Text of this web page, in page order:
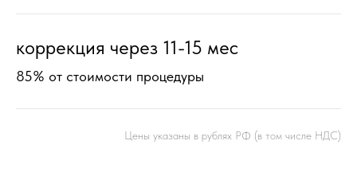
коррекция через 11-15 мес
85% от стоимости процедуры
Цены указаны в рублях РФ (в том числе НДС)